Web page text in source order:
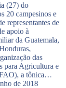
(27) do
20 campesinos e
representantes de
apoio à
da Guatemala,
das
para Agricultura e
a tônica…
de 2018